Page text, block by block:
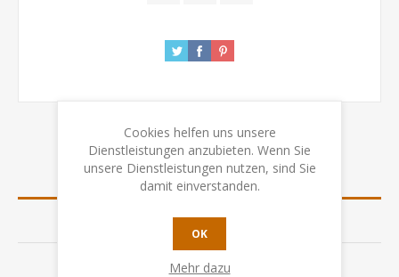
ÜBERSICHT
SPEZIFIKATION
BEWERTUNGEN
Cookies helfen uns unsere
Dienstleistungen anzubieten. Wenn Sie
unsere Dienstleistungen nutzen, sind Sie
damit einverstanden.
OK
Mehr dazu